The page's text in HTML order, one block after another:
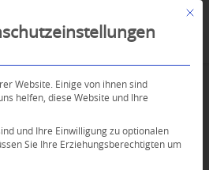
Mit
Website. Einige von ihnen sind
helfen, diese Website und Ihre
und Ihre Einwilligung zu optionalen
Sie Ihre Erziehungsberechtigten um